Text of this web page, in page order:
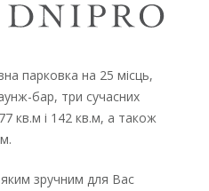
парковка на 25 місць,
бар, три сучасних
кв.м і 142 кв.м, а також
зручним для Вас